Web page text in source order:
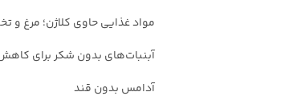
مواد غذایی حاوی کلاژن؛ مرغ و
آبنبات‌های بدون شکر برای
آدامس بدون قند